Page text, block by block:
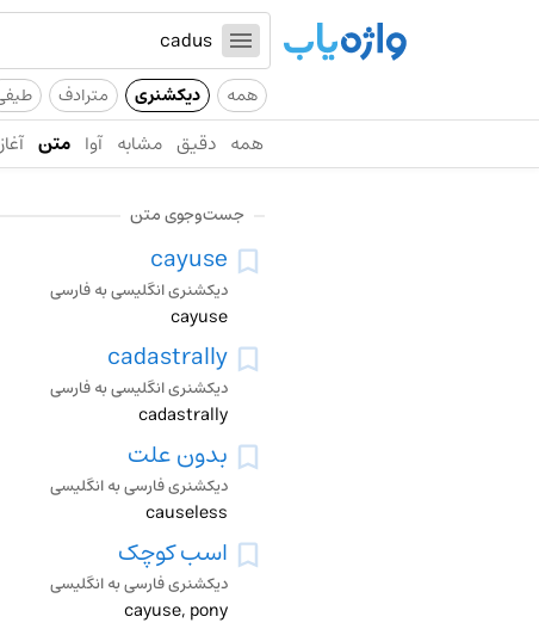
همه دیکشنری مترادف
همه دقیق مشابه آوا متن آغاز
جست‌وجوی متن
cayuse
دیکشنری انگلیسی به فارسی
cayuse
cadastrally
دیکشنری انگلیسی به فارسی
cadastrally
بدون علت
دیکشنری فارسی به انگلیسی
causeless
اسب کوچک
دیکشنری فارسی به انگلیسی
cayuse, pony